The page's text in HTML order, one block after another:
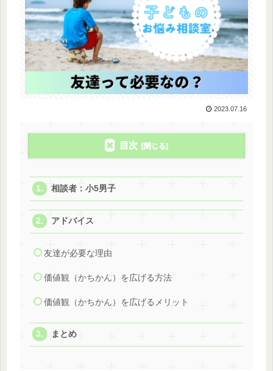
2023.07.16
目次
相談者：小5男子
アドバイス
友達が必要な理由
価値観（かちかん）を広げる方法
価値観（かちかん）を広げるメリット
まとめ